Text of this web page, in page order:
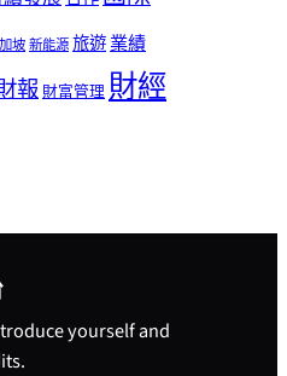
坡新能源旅遊業績
報 財富管理財經
yourself and